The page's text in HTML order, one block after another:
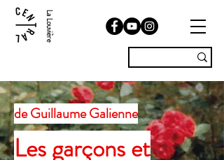
La Louvière
de Guillaume Galienne
Les garçons et